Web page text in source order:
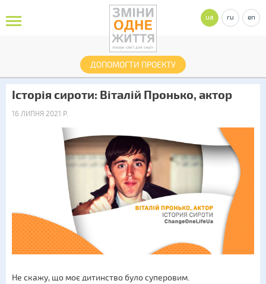
ДОПОМОГТИ ПРОЕКТУ
ua ru en
Історія сироти: Віталій Пронько, актор
16 ЛИПНЯ 2021 Р.
Не скажу, що моє дитинство було суперовим.